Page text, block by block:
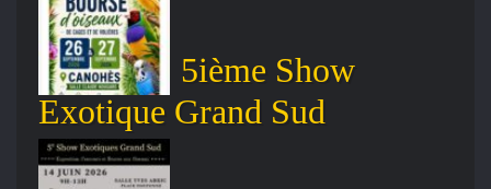
5ième Show
Exotique Grand Sud